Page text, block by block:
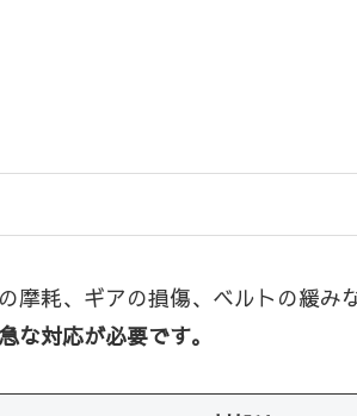
摩耗、ギアの損傷、ベルトの緩み
対応が必要です。